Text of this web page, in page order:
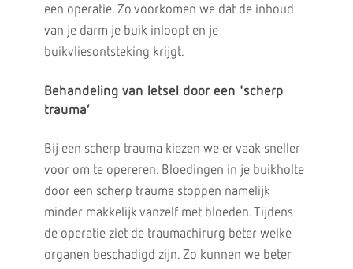
een operatie. Zo voorkomen we dat de inhoud
van je darm je buik inloopt en je
buikvliesontsteking krijgt.
Behandeling van letsel door een 'scherp
trauma’
Bij een scherp trauma kiezen we er vaak sneller
voor om te opereren. Bloedingen in je buikholte
door een scherp trauma stoppen namelijk
minder makkelijk vanzelf met bloeden. Tijdens
de operatie ziet de traumachirurg beter welke
organen beschadigd zijn. Zo kunnen we beter